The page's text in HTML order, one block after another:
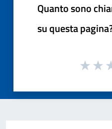
Quanto sono
su questa